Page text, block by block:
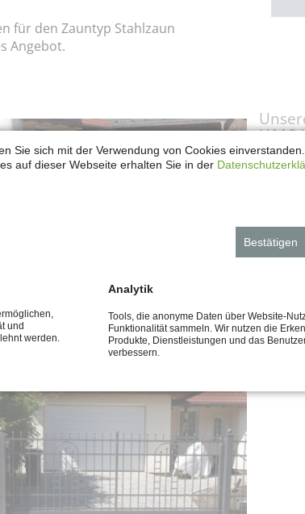
für den Zauntyp Stahlzaun
Angebot.
H110.2
H110
Bei
Ihrer
Sie sich mit der Verwendung von Cookies
auf dieser Webseite erhalten Sie in der
Bestätigen
und
werden.
Analytik
Tools, die anonyme Daten über Website-
Funktionalität sammeln. Wir nutzen die
Produkte, Dienstleistungen und das
verbessern.